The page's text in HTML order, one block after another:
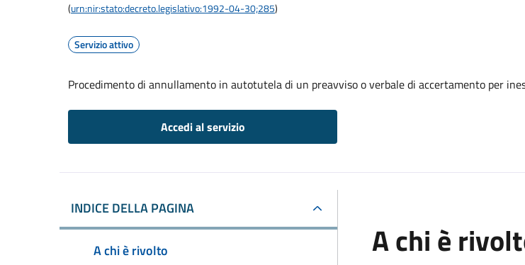
(urn:nir:stato:decreto.legislativo:1992-04-30;285)
Servizio attivo
Procedimento di annullamento in autotutela di un preavviso o verbale di accertamento per
Accedi al servizio
INDICE DELLA PAGINA
A chi è rivolto
A chi è